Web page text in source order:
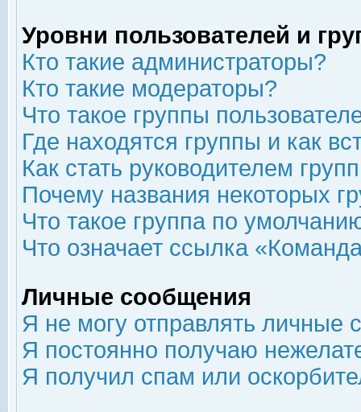
Уровни пользователей и
Кто такие администраторы?
Кто такие модераторы?
Что такое группы
Где находятся группы и как
Как стать руководителем
Почему названия некоторых
Что такое группа по
Что означает ссылка
Личные сообщения
Я не могу отправлять личные
Я постоянно получаю
Я получил спам или